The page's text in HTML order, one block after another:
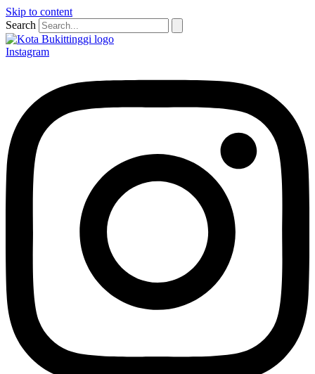
Skip to content
Search
Instagram